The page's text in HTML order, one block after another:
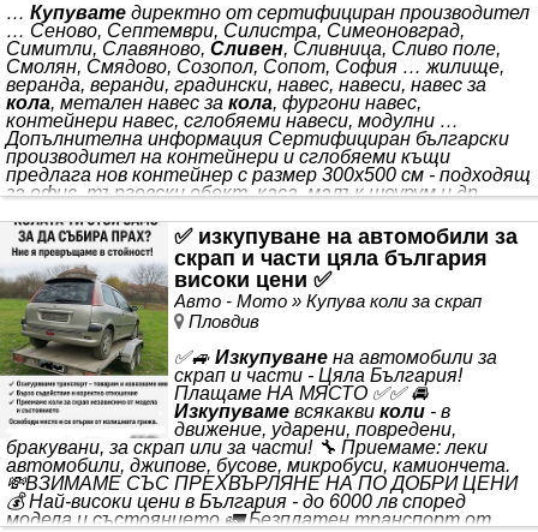
… Купувате директно от сертифициран производител
… Сеново, Септември, Силистра, Симеоновград,
Симитли, Славяново, Сливен, Сливница, Сливо поле,
Смолян, Смядово, Созопол, Сопот, София … жилище,
веранда, веранди, градински, навес, навеси, навес за
кола, метален навес за кола, фургони навес,
контейнери навес, сглобяеми навеси, модулни …
Допълнителна информация Сертифициран български
производител на контейнери и сглобяеми къщи
предлага нов контейнер с размер 300х500 см - подходящ
за офис, търговски обект, каса, малък шоурум и др.
други размери) •
✅ изкупуване на автомобили за
скрап и части цяла българия
високи цени ✅
Авто - Мото » Купува коли за скрап
Пловдив
✅🚙 Изкупуване на автомобили за
скрап и части - Цяла България!
Плащаме НА МЯСТО ✅✅ 🚘
Изкупуваме всякакви коли - в
движение, ударени, повредени,
бракувани, за скрап или за части! 🔧 Приемаме: леки
автомобили, джипове, бусове, микробуси, камиончета.
💸ВЗИМАМЕ СЪС ПРЕХВЪРЛЯНЕ НА ПО ДОБРИ ЦЕНИ
💰 Най-високи цени в България - до 6000 лв според
модела и състоянието 🚛 Безплатен транспорт от